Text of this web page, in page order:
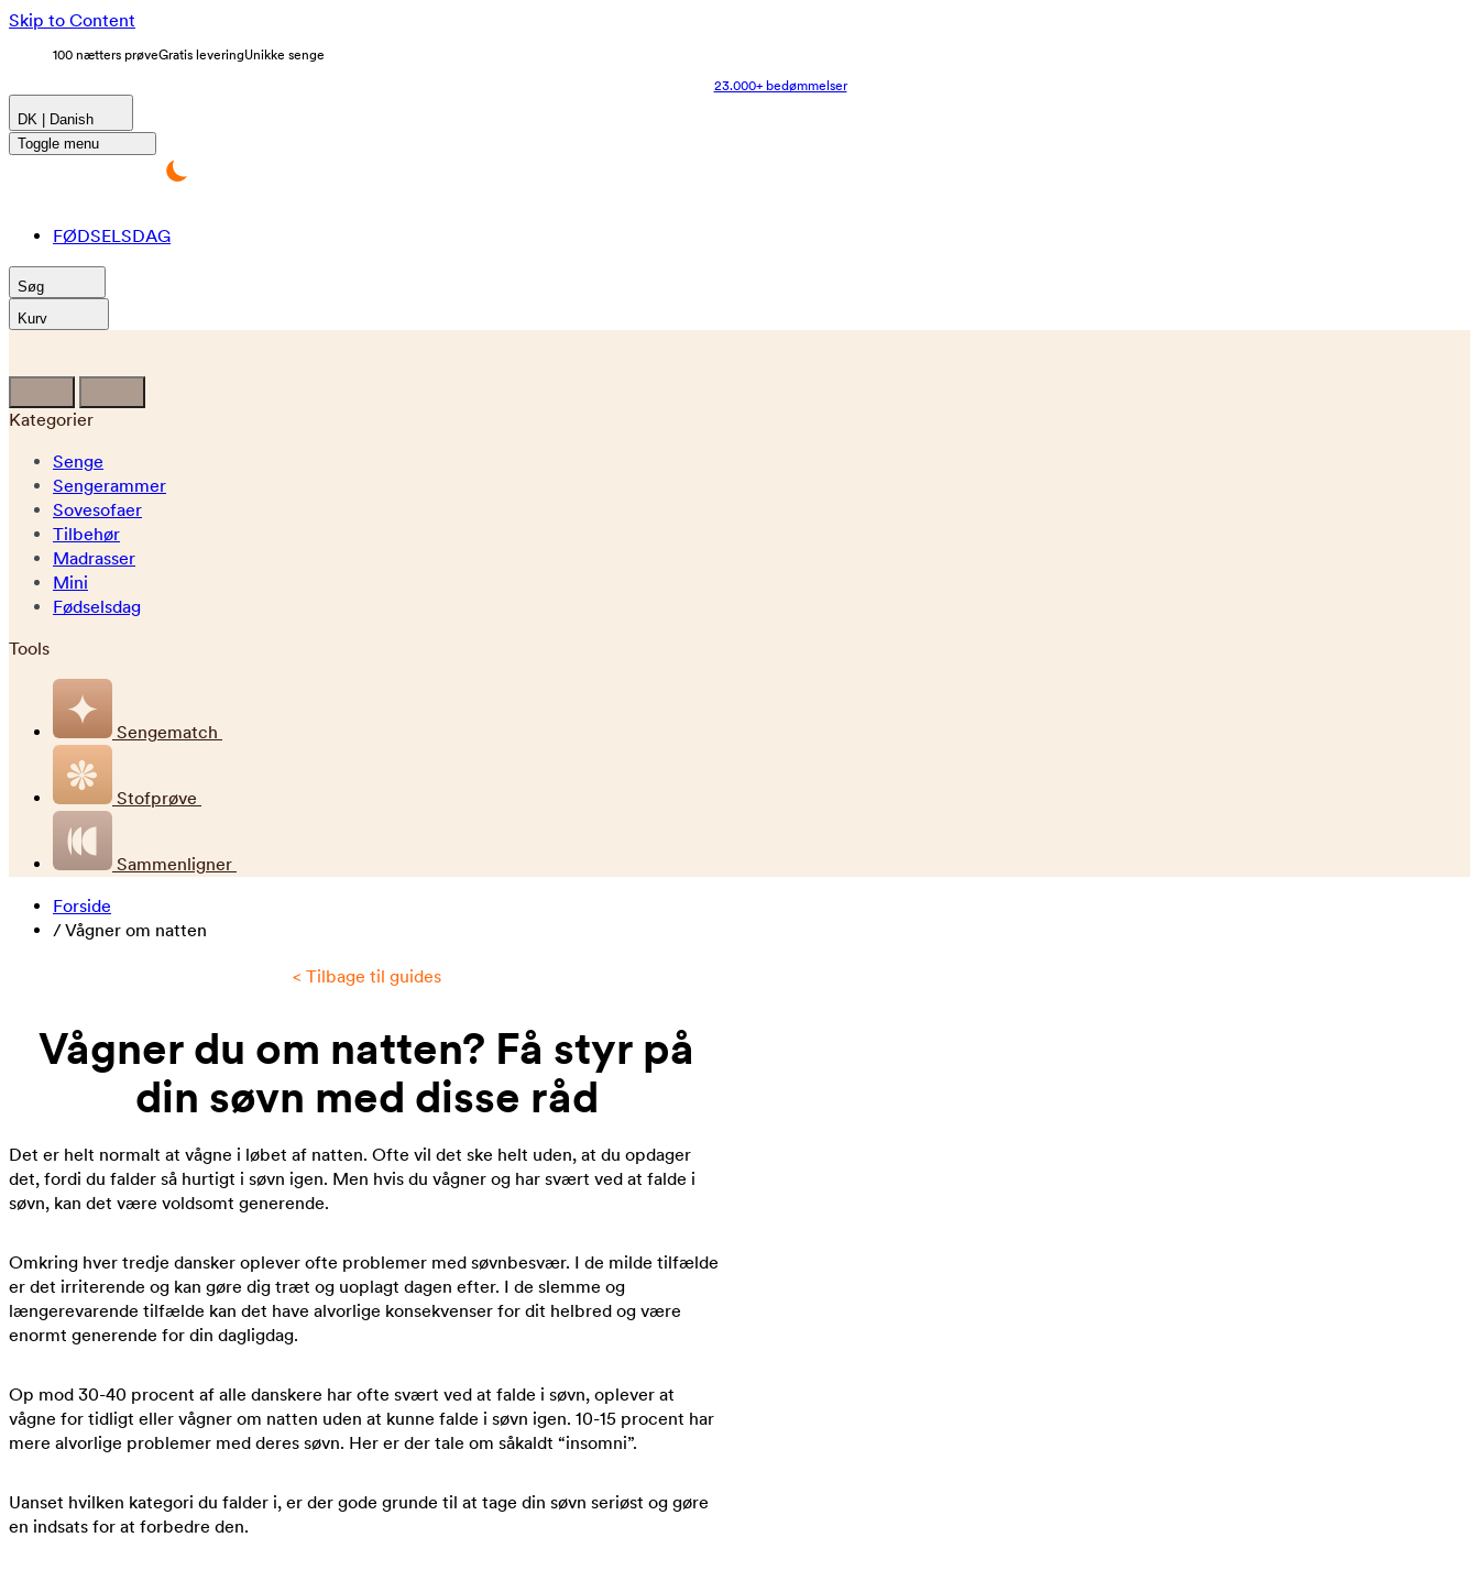
Skip to Content
100 nætters prøveGratis leveringUnikke senge
23.000+ bedømmelser
DK | Danish
Toggle menu
FØDSELSDAG
Søg
Kurv
Kategorier
Senge
Sengerammer
Sovesofaer
Tilbehør
Madrasser
Mini
Fødselsdag
Tools
Sengematch
Stofprøve
Sammenligner
Forside
/Vågner om natten
< Tilbage til guides
Vågner du om natten? Få styr på
din søvn med disse råd
Det er helt normalt at vågne i løbet af natten. Ofte vil det ske helt uden, at du opdager
det, fordi du falder så hurtigt i søvn igen. Men hvis du vågner og har svært ved at falde i
søvn, kan det være voldsomt generende.
Omkring hver tredje dansker oplever ofte problemer med søvnbesvær. I de milde tilfælde
er det irriterende og kan gøre dig træt og uoplagt dagen efter. I de slemme og
længerevarende tilfælde kan det have alvorlige konsekvenser for dit helbred og være
enormt generende for din dagligdag.
Op mod 30-40 procent af alle danskere har ofte svært ved at falde i søvn, oplever at
vågne for tidligt eller vågner om natten uden at kunne falde i søvn igen. 10-15 procent har
mere alvorlige problemer med deres søvn. Her er der tale om såkaldt “insomni”.
Uanset hvilken kategori du falder i, er der gode grunde til at tage din søvn seriøst og gøre
en indsats for at forbedre den.